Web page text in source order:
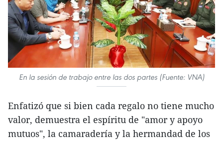
En la sesión de trabajo entre las dos partes (Fuente: VNA)
Enfatizó que si bien cada regalo no tiene mucho
valor, demuestra el espíritu de "amor y apoyo
mutuos", la camaradería y la hermandad de los